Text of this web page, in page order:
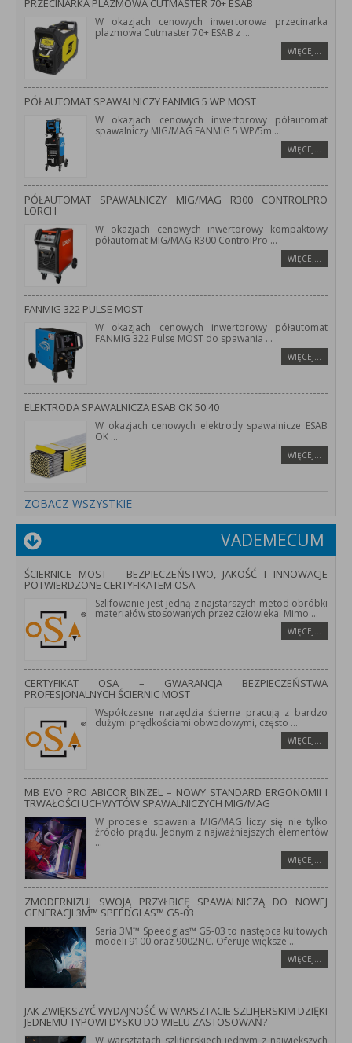
PRZECINARKA PLAZMOWA CUTMASTER 70+ ESAB
W okazjach cenowych inwertorowa przecinarka
plazmowa Cutmaster 70+ ESAB z ...
WIĘCEJ…
PÓŁAUTOMAT SPAWALNICZY FANMIG 5 WP MOST
W okazjach cenowych inwertorowy półautomat
spawalniczy MIG/MAG FANMIG 5 WP/5m ...
WIĘCEJ…
PÓŁAUTOMAT SPAWALNICZY MIG/MAG R300 CONTROLPRO
LORCH
W okazjach cenowych inwertorowy kompaktowy
półautomat MIG/MAG R300 ControlPro ...
WIĘCEJ…
FANMIG 322 PULSE MOST
W okazjach cenowych inwertorowy półautomat
FANMIG 322 Pulse MOST do spawania ...
WIĘCEJ…
ELEKTRODA SPAWALNICZA ESAB OK 50.40
W okazjach cenowych elektrody spawalnicze ESAB
OK ...
WIĘCEJ…
ZOBACZ WSZYSTKIE
VADEMECUM
ŚCIERNICE MOST – BEZPIECZEŃSTWO, JAKOŚĆ I INNOWACJE
POTWIERDZONE CERTYFIKATEM OSA
Szlifowanie jest jedną z najstarszych metod obróbki
materiałów stosowanych przez człowieka. Mimo ...
WIĘCEJ…
CERTYFIKAT OSA – GWARANCJA BEZPIECZEŃSTWA
PROFESJONALNYCH ŚCIERNIC MOST
Współczesne narzędzia ścierne pracują z bardzo
dużymi prędkościami obwodowymi, często ...
WIĘCEJ…
MB EVO PRO ABICOR BINZEL – NOWY STANDARD ERGONOMII I
TRWAŁOŚCI UCHWYTÓW SPAWALNICZYCH MIG/MAG
W procesie spawania MIG/MAG liczy się nie tylko
źródło prądu. Jednym z najważniejszych elementów
...
WIĘCEJ…
ZMODERNIZUJ SWOJĄ PRZYŁBICĘ SPAWALNICZĄ DO NOWEJ
GENERACJI 3M™ SPEEDGLAS™ G5-03
Seria 3M™ Speedglas™ G5-03 to następca kultowych
modeli 9100 oraz 9002NC. Oferuje większe ...
WIĘCEJ…
JAK ZWIĘKSZYĆ WYDAJNOŚĆ W WARSZTACIE SZLIFIERSKIM DZIĘKI
JEDNEMU TYPOWI DYSKU DO WIELU ZASTOSOWAŃ?
W warsztatach szlifierskiech jednym z największych